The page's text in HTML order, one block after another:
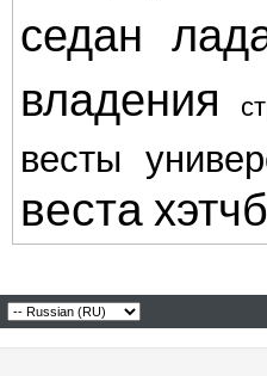
седан
владения
весты
веста